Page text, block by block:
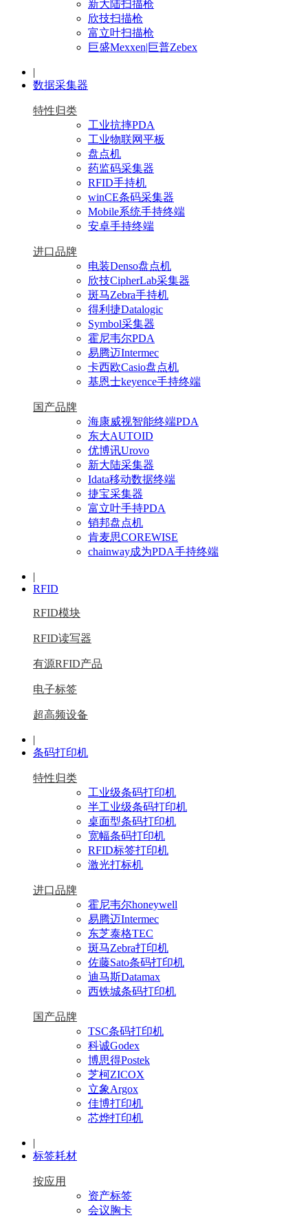
新大陆扫描枪
欣技扫描枪
富立叶扫描枪
巨盛Mexxen|巨普Zebex
|
数据采集器
特性归类
工业抗摔PDA
工业物联网平板
盘点机
药监码采集器
RFID手持机
winCE条码采集器
Mobile系统手持终端
安卓手持终端
进口品牌
电装Denso盘点机
欣技CipherLab采集器
斑马Zebra手持机
得利捷Datalogic
Symbol采集器
霍尼韦尔PDA
易腾迈Intermec
卡西欧Casio盘点机
基恩士keyence手持终端
国产品牌
海康威视智能终端PDA
东大AUTOID
优博讯Urovo
新大陆采集器
Idata移动数据终端
捷宝采集器
富立叶手持PDA
销邦盘点机
肯麦思COREWISE
chainway成为PDA手持终端
|
RFID
RFID模块
RFID读写器
有源RFID产品
电子标签
超高频设备
|
条码打印机
特性归类
工业级条码打印机
半工业级条码打印机
桌面型条码打印机
宽幅条码打印机
RFID标签打印机
激光打标机
进口品牌
霍尼韦尔honeywell
易腾迈Intermec
东芝泰格TEC
斑马Zebra打印机
佐藤Sato条码打印机
迪马斯Datamax
西铁城条码打印机
国产品牌
TSC条码打印机
科诚Godex
博思得Postek
芝柯ZICOX
立象Argox
佳博打印机
芯烨打印机
|
标签耗材
按应用
资产标签
会议胸卡